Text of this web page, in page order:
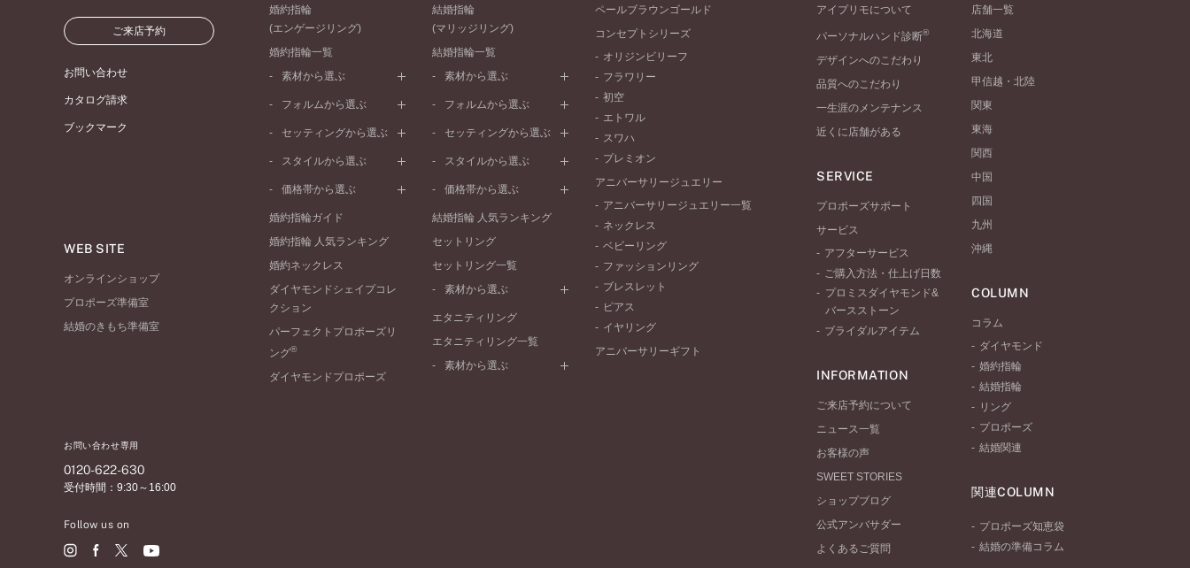
ご来店予約
お問い合わせ
カタログ請求
ブックマーク
WEB SITE
オンラインショップ
プロポーズ準備室
結婚のきもち準備室
お問い合わせ専用
0120-622-630
受付時間：9:30～16:00
Follow us on
婚約指輪
(エンゲージリング)
婚約指輪一覧
素材から選ぶ
プラチナ
ピンクゴールド
ペールブラウンゴールド
フォルムから選ぶ
ストレートライン
V字ライン
セッティングから選ぶ
ソリテール
ダブルサイドメレ
ラインメレ
スタイルから選ぶ
シンプル
モード
エレガント
ゴージャス
価格帯から選ぶ
50万円台～
20万円台～
10万円台～
婚約指輪ガイド
婚約指輪 人気ランキング
婚約ネックレス
ダイヤモンドシェイプコレ
クション
パーフェクトプロポーズリ
ング®
ダイヤモンドプロポーズ
結婚指輪
(マリッジリング)
結婚指輪一覧
素材から選ぶ
プラチナ
ピンクゴールド
ペールブラウンゴールド
フォルムから選ぶ
ストレートライン
V字ライン
セッティングから選ぶ
プレーン
セベラルメレ
ラインメレ
スタイルから選ぶ
シンプル
モード
エレガント
ゴージャス
価格帯から選ぶ
50万円～
20万円～30万円
10万円～20万円
結婚指輪 人気ランキング
セットリング
セットリング一覧
素材から選ぶ
プラチナ
ペールブラウンゴールド
エタニティリング
エタニティリング一覧
素材から選ぶ
ペールブラウンゴールド
コンセプトシリーズ
オリジンビリーフ
フラワリー
初空
エトワル
スワハ
プレミオン
アニバーサリージュエリー
アニバーサリージュエリー一覧
ネックレス
ベビーリング
ファッションリング
ブレスレット
ピアス
イヤリング
アニバーサリーギフト
アイプリモについて
パーソナルハンド診断®
デザインへのこだわり
品質へのこだわり
一生涯のメンテナンス
近くに店舗がある
SERVICE
プロポーズサポート
サービス
アフターサービス
ご購入方法・仕上げ日数
プロミスダイヤモンド&
バースストーン
ブライダルアイテム
INFORMATION
ご来店予約について
ニュース一覧
お客様の声
SWEET STORIES
ショップブログ
公式アンバサダー
よくあるご質問
店舗一覧
北海道
東北
甲信越・北陸
関東
東海
関西
中国
四国
九州
沖縄
COLUMN
コラム
ダイヤモンド
婚約指輪
結婚指輪
リング
プロポーズ
結婚関連
関連COLUMN
プロポーズ知恵袋
結婚の準備コラム